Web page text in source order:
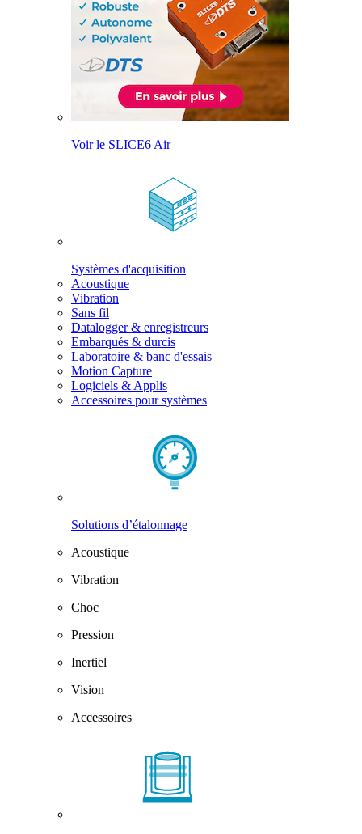
Voir le SLICE6 Air
Systèmes d'acquisition
Acoustique
Vibration
Sans fil
Datalogger & enregistreurs
Embarqués & durcis
Laboratoire & banc d'essais
Motion Capture
Logiciels & Applis
Accessoires pour systèmes
Solutions d’étalonnage
Acoustique
Vibration
Choc
Pression
Inertiel
Vision
Accessoires